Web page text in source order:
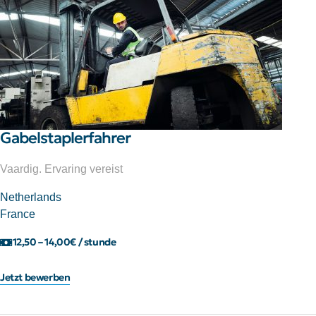
Gabelstaplerfahrer
Vaardig. Ervaring vereist
Netherlands
France
12,50 – 14,00€ / stunde
Jetzt bewerben